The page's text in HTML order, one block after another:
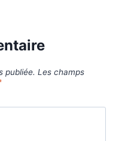
publiée. Les champs